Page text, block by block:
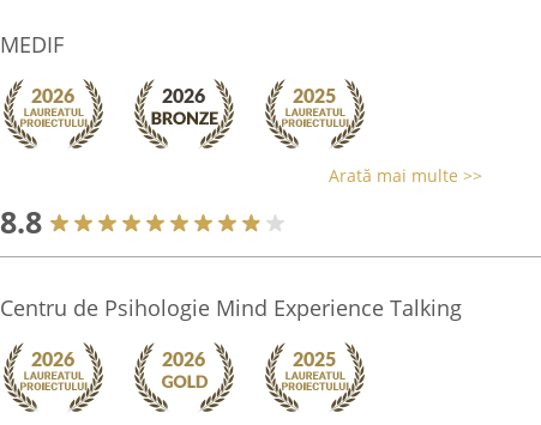
MEDIF
Arată mai multe >>
8.8
Centru de Psihologie Mind Experience Talking